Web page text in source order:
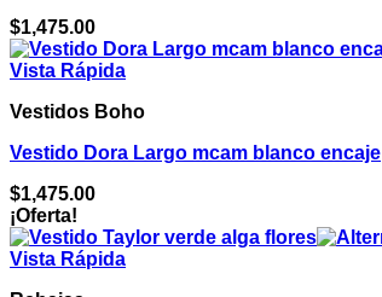
$1,475.00
Vista Rápida
Vestidos Boho
Vestido Dora Largo mcam blanco encaje
$1,475.00
¡Oferta!
Vista Rápida